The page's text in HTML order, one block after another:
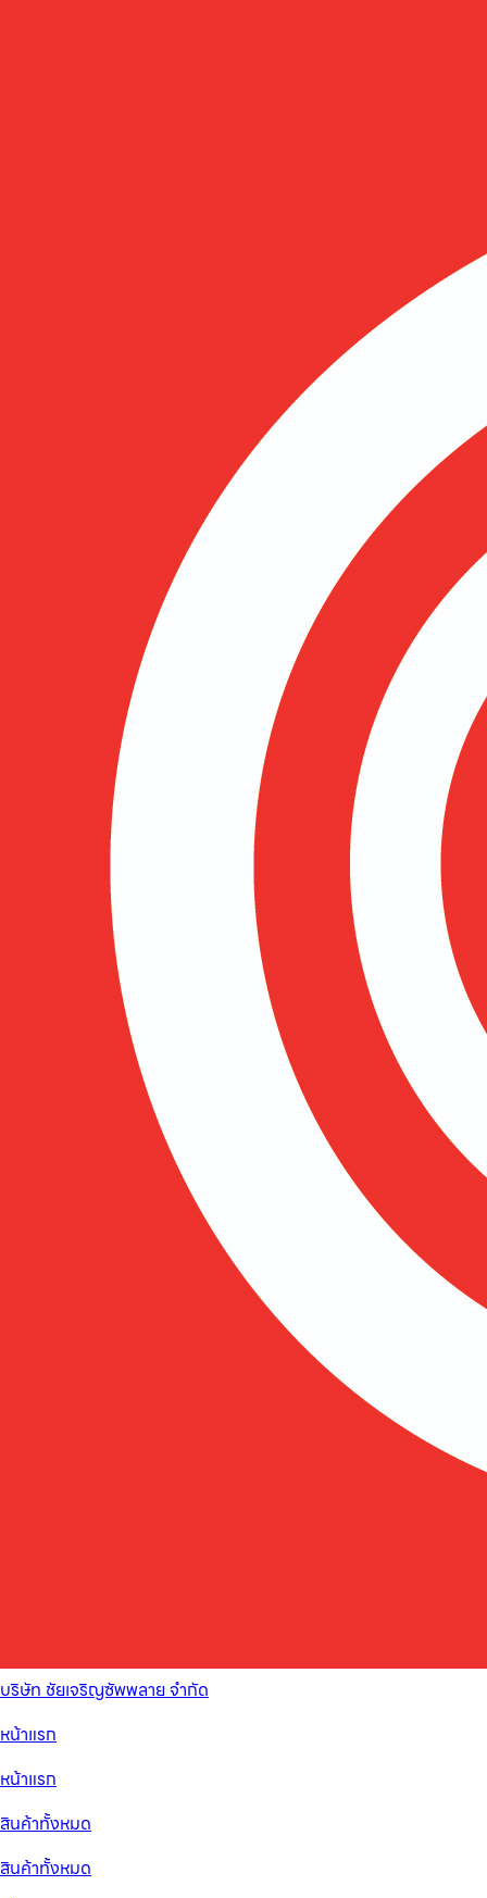
บริษัท ชัยเจริญซัพพลาย จำกัด
หน้าแรก
หน้าแรก
สินค้าทั้งหมด
สินค้าทั้งหมด